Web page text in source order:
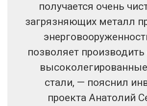
получается очень
загрязняющих металл
позволяет
стали, — пояснил
проекта Анатолий